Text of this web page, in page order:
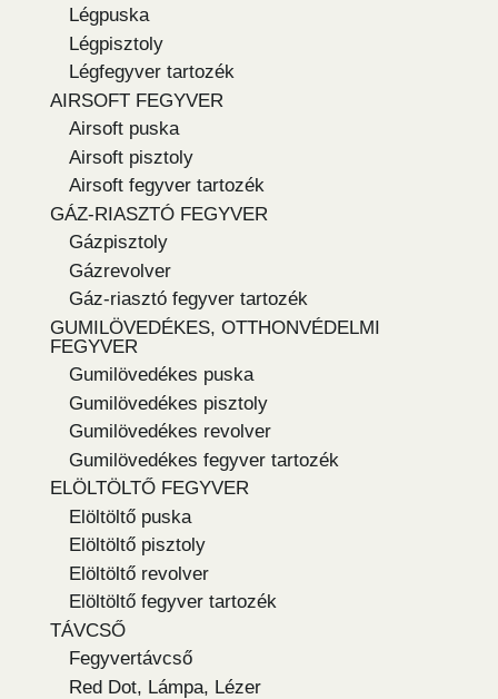
Légpuska
Légpisztoly
Légfegyver tartozék
AIRSOFT FEGYVER
Airsoft puska
Airsoft pisztoly
Airsoft fegyver tartozék
GÁZ-RIASZTÓ FEGYVER
Gázpisztoly
Gázrevolver
Gáz-riasztó fegyver tartozék
GUMILÖVEDÉKES, OTTHONVÉDELMI
FEGYVER
Gumilövedékes puska
Gumilövedékes pisztoly
Gumilövedékes revolver
Gumilövedékes fegyver tartozék
ELÖLTÖLTŐ FEGYVER
Elöltöltő puska
Elöltöltő pisztoly
Elöltöltő revolver
Elöltöltő fegyver tartozék
TÁVCSŐ
Fegyvertávcső
Red Dot, Lámpa, Lézer